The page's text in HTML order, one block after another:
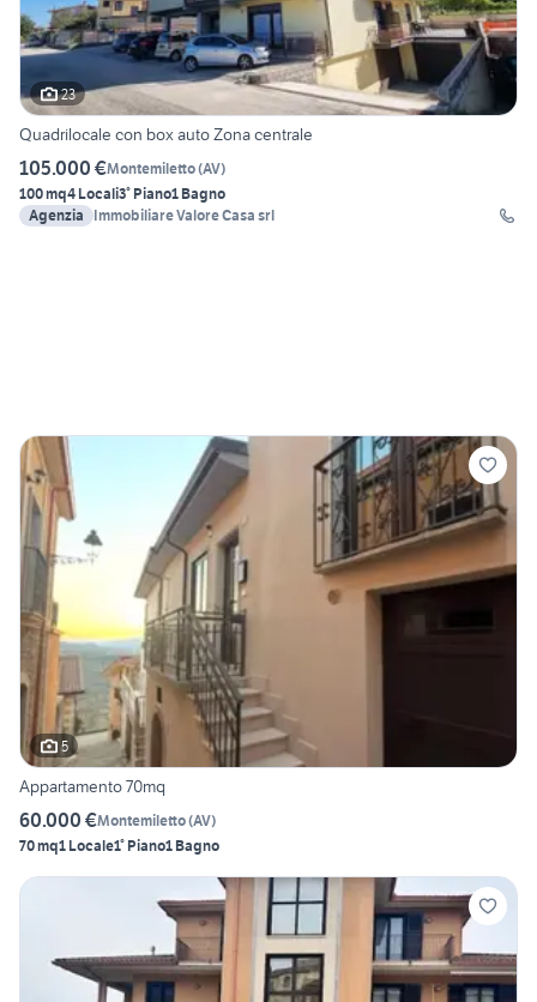
23
Quadrilocale con box auto Zona centrale
105.000 €Montemiletto(AV)
100 mq4 Locali3° Piano1 Bagno
Agenzia
Immobiliare Valore Casa srl
5
Appartamento 70mq
60.000 €Montemiletto(AV)
70 mq1 Locale1° Piano1 Bagno